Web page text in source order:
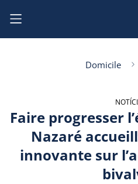
Domicile
Faire progresser
Nazaré
innovante sur